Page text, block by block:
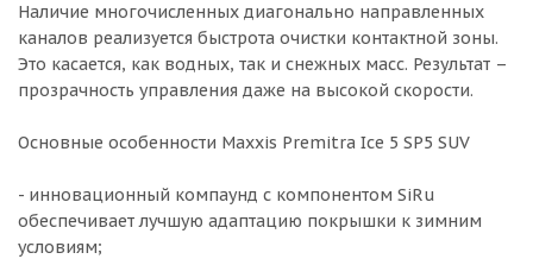
Наличие многочисленных диагонально направленных
каналов реализуется быстрота очистки контактной зоны.
Это касается, как водных, так и снежных масс. Результат –
прозрачность управления даже на высокой скорости.
Основные особенности Maxxis Premitra Ice 5 SP5 SUV
- инновационный компаунд с компонентом SiRu
обеспечивает лучшую адаптацию покрышки к зимним
условиям;